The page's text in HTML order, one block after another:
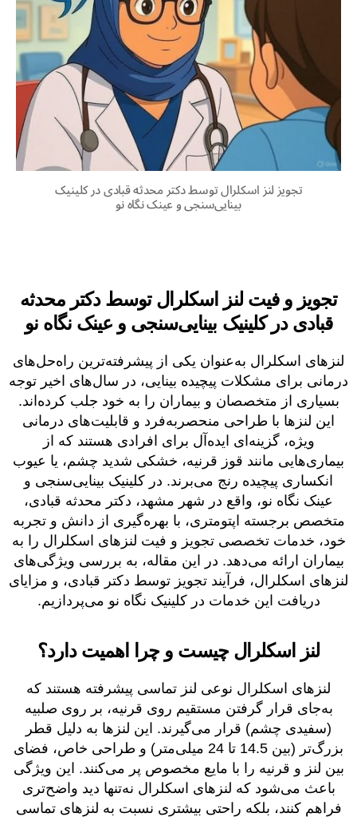
تجویز لنز اسکلرال توسط دکتر محدثه قبادی در کلینیک
بینایی‌سنجی و عینک نگاه نو
تجویز و فیت لنز اسکلرال توسط دکتر محدثه
قبادی در کلینیک بینایی‌سنجی و عینک نگاه نو
لنزهای اسکلرال به‌عنوان یکی از پیشرفته‌ترین راه‌حل‌های
درمانی برای مشکلات پیچیده بینایی، در سال‌های اخیر توجه
بسیاری از متخصصان و بیماران را به خود جلب کرده‌اند.
این لنزها با طراحی منحصربه‌فرد و قابلیت‌های درمانی
ویژه، گزینه‌ای ایده‌آل برای افرادی هستند که از
بیماری‌هایی مانند قوز قرنیه، خشکی شدید چشم، یا عیوب
انکساری پیچیده رنج می‌برند. در کلینیک بینایی‌سنجی و
عینک نگاه نو، واقع در شهر مشهد، دکتر محدثه قبادی،
متخصص برجسته اپتومتری، با بهره‌گیری از دانش و تجربه
خود، خدمات تخصصی تجویز و فیت لنزهای اسکلرال را به
بیماران ارائه می‌دهد. در این مقاله، به بررسی ویژگی‌های
لنزهای اسکلرال، فرآیند تجویز توسط دکتر قبادی، و مزایای
دریافت این خدمات در کلینیک نگاه نو می‌پردازیم.
لنز اسکلرال چیست و چرا اهمیت دارد؟
لنزهای اسکلرال نوعی لنز تماسی پیشرفته هستند که
به‌جای قرار گرفتن مستقیم روی قرنیه، بر روی صلبیه
(سفیدی چشم) قرار می‌گیرند. این لنزها به دلیل قطر
بزرگ‌تر (بین 14.5 تا 24 میلی‌متر) و طراحی خاص، فضای
بین لنز و قرنیه را با مایع مخصوص پر می‌کنند. این ویژگی
باعث می‌شود که لنزهای اسکلرال نه‌تنها دید واضح‌تری
فراهم کنند، بلکه راحتی بیشتری نسبت به لنزهای تماسی